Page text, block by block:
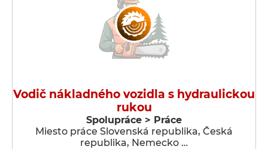
Vodič nákladného vozidla s hydraulickou
rukou
Spolupráce > Práce
Miesto práce Slovenská republika, Česká
republika, Nemecko …